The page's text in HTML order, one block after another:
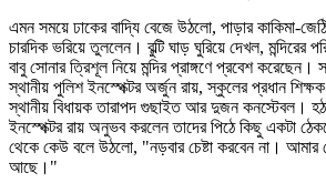
এমন সময়ে ঢাকের বাদ্যি বেজে উঠলো, পাড়ার কাকিমা-
চারদিক ভরিয়ে তুললেন। বুল্টি ঘাড় ঘুরিয়ে দেখল, মন্দিরের
বাবু সোনার ত্রিশূল নিয়ে মন্দির প্রাঙ্গণে প্রবেশ করেছেন।
স্থানীয় পুলিশ ইনস্পেক্টর অর্জুন রায়, স্কুলের প্রধান শিক্ষক
স্থানীয় বিধায়ক তারাপদ গুছাইত আর দুজন কনস্টেবল।
ইনস্পেক্টর রায় অনুভব করলেন তাদের পিঠে কিছু একটা
থেকে কেউ বলে উঠলো, "নড়বার চেষ্টা করবেন না। আমার
আছে।"